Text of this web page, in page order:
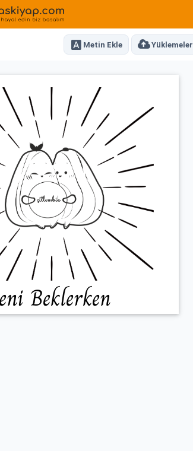
Metin Ekle Yüklemeler